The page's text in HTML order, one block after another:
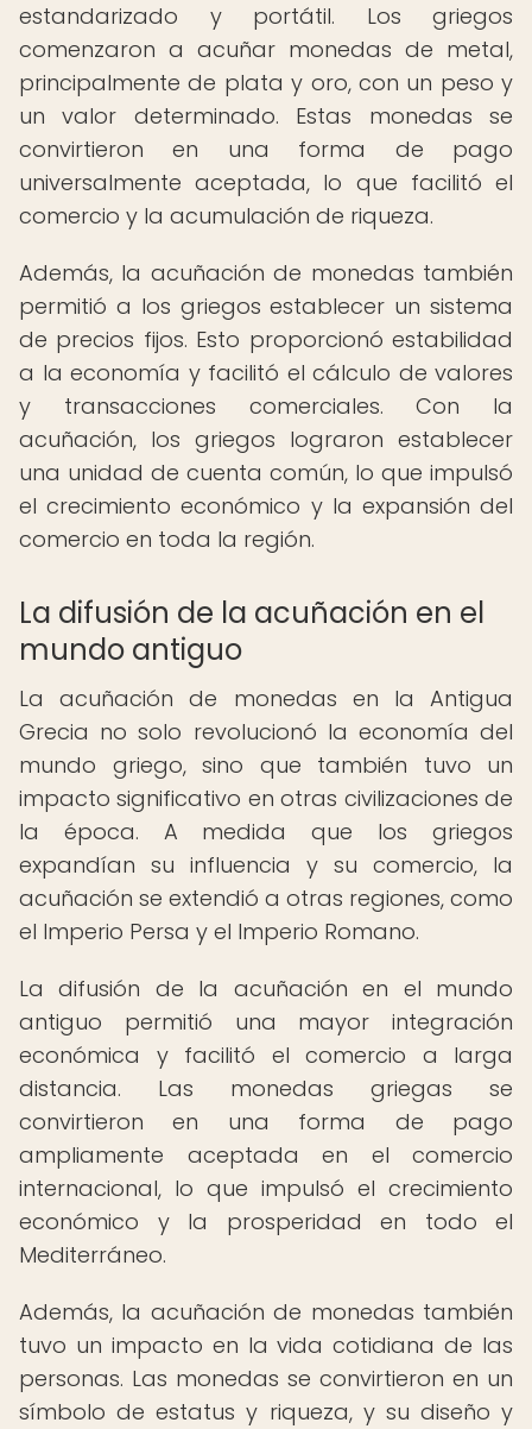
estandarizado y portátil. Los griegos
comenzaron a acuñar monedas de metal,
principalmente de plata y oro, con un peso y
un valor determinado. Estas monedas se
convirtieron en una forma de pago
universalmente aceptada, lo que facilitó el
comercio y la acumulación de riqueza.
Además, la acuñación de monedas también
permitió a los griegos establecer un sistema
de precios fijos. Esto proporcionó estabilidad
a la economía y facilitó el cálculo de valores
y transacciones comerciales. Con la
acuñación, los griegos lograron establecer
una unidad de cuenta común, lo que impulsó
el crecimiento económico y la expansión del
comercio en toda la región.
La difusión de la acuñación en el
mundo antiguo
La acuñación de monedas en la Antigua
Grecia no solo revolucionó la economía del
mundo griego, sino que también tuvo un
impacto significativo en otras civilizaciones de
la época. A medida que los griegos
expandían su influencia y su comercio, la
acuñación se extendió a otras regiones, como
el Imperio Persa y el Imperio Romano.
La difusión de la acuñación en el mundo
antiguo permitió una mayor integración
económica y facilitó el comercio a larga
distancia. Las monedas griegas se
convirtieron en una forma de pago
ampliamente aceptada en el comercio
internacional, lo que impulsó el crecimiento
económico y la prosperidad en todo el
Mediterráneo.
Además, la acuñación de monedas también
tuvo un impacto en la vida cotidiana de las
personas. Las monedas se convirtieron en un
símbolo de estatus y riqueza, y su diseño y